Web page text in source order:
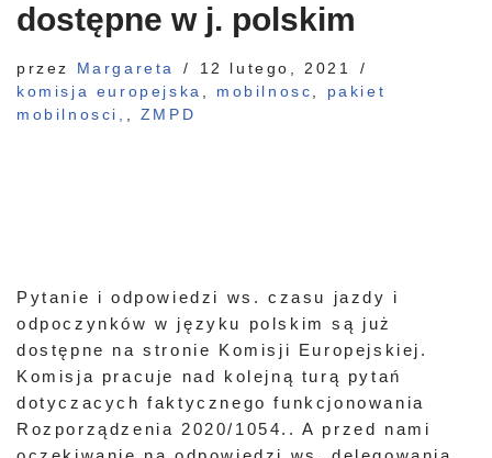
dostępne w j. polskim
przez Margareta
12 lutego, 2021
komisja europejska , mobilnosc , pakiet
mobilnosci, , ZMPD
Pytanie i odpowiedzi ws. czasu jazdy i
odpoczynków w języku polskim są już
dostępne na stronie Komisji Europejskiej.
Komisja pracuje nad kolejną turą pytań
dotyczacych faktycznego funkcjonowania
Rozporządzenia 2020/1054.. A przed nami